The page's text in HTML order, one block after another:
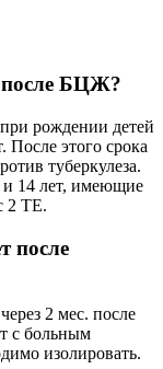
после БЦЖ?
рождении детей
После этого срока
туберкулеза.
и 14 лет, имеющие
2 ТЕ.
после
2 мес. после
с больным
изолировать.